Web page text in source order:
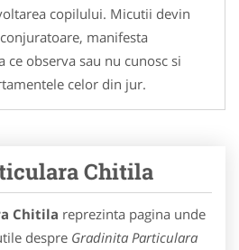
copilului. Micutii devin
manifesta
ce observa sau nu cunosc si
celor din jur.
Chitila
Chitila reprezinta pagina unde
despre Gradinita Particulara